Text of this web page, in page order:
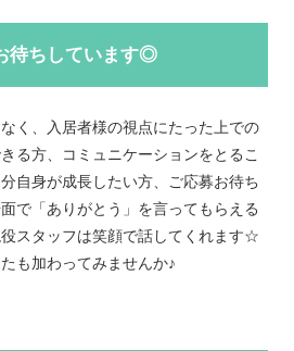
待ちしています◎
く、入居者様の視点にたった上での
る方、コミュニケーションをとるこ
自身が成長したい方、ご応募お待ち
で「ありがとう」を言ってもらえる
役スタッフは笑顔で話してくれます☆
も加わってみませんか♪